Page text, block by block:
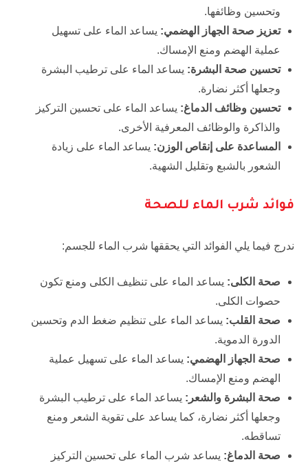
وتحسين وظائفها.
تعزيز صحة الجهاز الهضمي: يساعد الماء على تسهيل
عملية الهضم ومنع الإمساك.
تحسين صحة البشرة: يساعد الماء على ترطيب البشرة
وجعلها أكثر نضارة.
تحسين وظائف الدماغ: يساعد الماء على تحسين التركيز
والذاكرة والوظائف المعرفية الأخرى.
المساعدة على إنقاص الوزن: يساعد الماء على زيادة
الشعور بالشبع وتقليل الشهية.
فوائد شرب الماء للصحة
ندرج فيما يلي الفوائد التي يحققها شرب الماء للجسم:
صحة الكلى: يساعد الماء على تنظيف الكلى ومنع تكون
حصوات الكلى.
صحة القلب: يساعد الماء على تنظيم ضغط الدم وتحسين
الدورة الدموية.
صحة الجهاز الهضمي: يساعد الماء على تسهيل عملية
الهضم ومنع الإمساك.
صحة البشرة والشعر: يساعد الماء على ترطيب البشرة
وجعلها أكثر نضارة، كما يساعد على تقوية الشعر ومنع
تساقطه.
صحة الدماغ: يساعد شرب الماء على تحسين التركيز